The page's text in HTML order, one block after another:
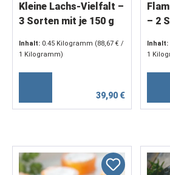
Kleine Lachs-Vielfalt –
3 Sorten mit je 150 g
Senfsauce
Inhalt: 0.45 Kilogramm (88,67 € /
1 Kilogramm)
39,90 €
– 2
Inhalt:
1